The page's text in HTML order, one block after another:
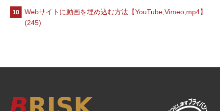
10
Webサイトに動画を埋め込む方法【YouTube,Vimeo,mp4】
(245)